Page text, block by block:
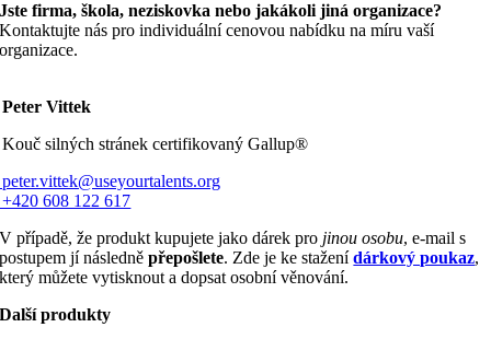
Jste firma, škola, neziskovka nebo jakákoli jiná organizace?
Kontaktujte nás pro individuální cenovou nabídku na míru vaší
organizace.
Vittek
Kouč silných stránek certifikovaný Gallup®
608 122 617
V případě, že produkt kupujete jako dárek pro jinou osobu, e-mail s
postupem jí následněpřepošlete. Zde je ke staženídárkový poukaz,
který můžete vytisknout a dopsat osobní věnování.
Další produkty